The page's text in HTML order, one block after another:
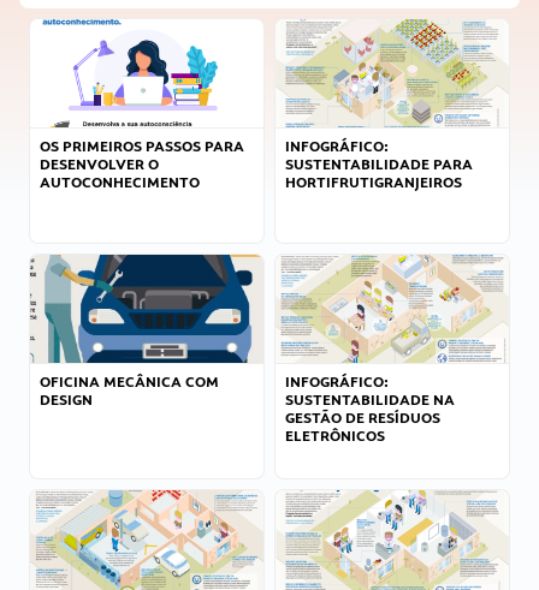
OS PRIMEIROS PASSOS PARA
DESENVOLVER O
AUTOCONHECIMENTO
INFOGRÁFICO:
SUSTENTABILIDADE PARA
HORTIFRUTIGRANJEIROS
OFICINA MECÂNICA COM
DESIGN
INFOGRÁFICO:
SUSTENTABILIDADE NA
GESTÃO DE RESÍDUOS
ELETRÔNICOS